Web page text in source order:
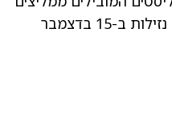
15 בדצמבר